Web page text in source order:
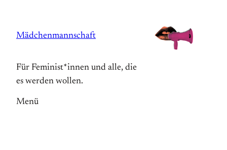
springen
Mädchenmannschaft
Für Feminist*innen und alle, die
es werden wollen.
Menü